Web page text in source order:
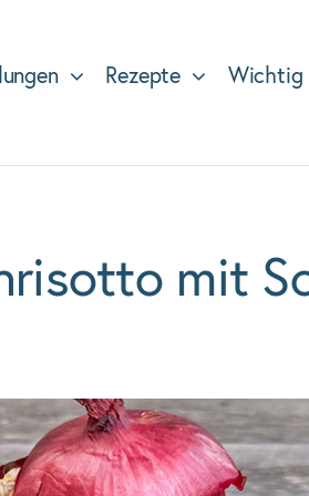
Rezepte Wichtig
mit